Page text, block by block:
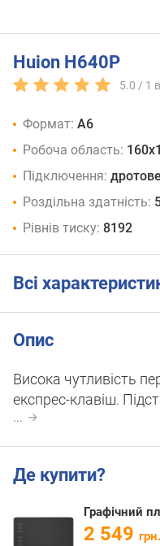
Huion H640P
5.0 / 1
Формат: A6
Робоча область:
Підключення: дротове
Роздільна здатність:
Рівнів тиску: 8192
Всі
Опис
Висока чутливість
експрес-клавіш.
...
Де купити?
Графічний
2 549 грн.